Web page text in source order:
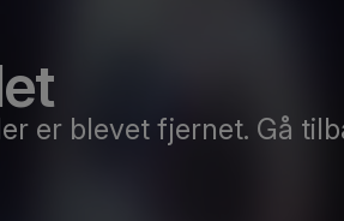
er blevet fjernet. Gå